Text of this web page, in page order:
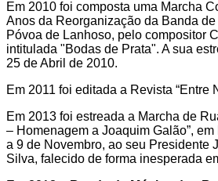
Em 2010 foi composta uma Marcha
Anos da Reorganização da Banda de
Póvoa de Lanhoso, pelo compositor
intitulada "Bodas de Prata". A sua
25 de Abril de 2010.
Em 2011 foi editada a Revista “Entre
Em 2013 foi estreada a Marcha de
– Homenagem a Joaquim Galão”,
a 9 de Novembro, ao seu Presidente
Silva, falecido de forma inesperada